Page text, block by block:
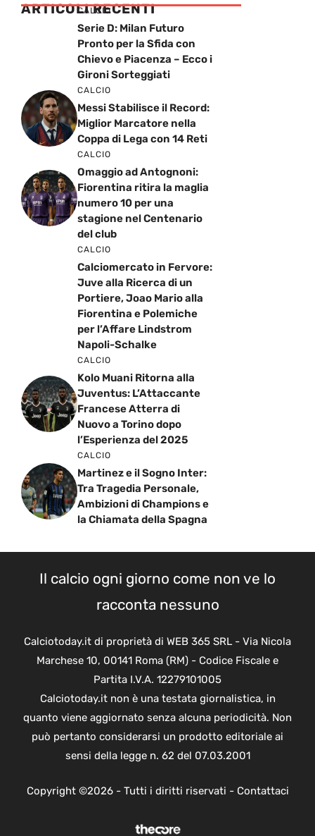
ARTICOLI RECENTI
CALCIO
Serie D: Milan Futuro
Pronto per la Sfida con
Chievo e Piacenza – Ecco i
Gironi Sorteggiati
CALCIO
Messi Stabilisce il Record:
Miglior Marcatore nella
Coppa di Lega con 14 Reti
CALCIO
Omaggio ad Antognoni:
Fiorentina ritira la maglia
numero 10 per una
stagione nel Centenario
del club
CALCIO
Calciomercato in Fervore:
Juve alla Ricerca di un
Portiere, Joao Mario alla
Fiorentina e Polemiche
per l’Affare Lindstrom
Napoli-Schalke
CALCIO
Kolo Muani Ritorna alla
Juventus: L’Attaccante
Francese Atterra di
Nuovo a Torino dopo
l’Esperienza del 2025
CALCIO
Martinez e il Sogno Inter:
Tra Tragedia Personale,
Ambizioni di Champions e
la Chiamata della Spagna
Il calcio ogni giorno come non ve lo
racconta nessuno
Calciotoday.it di proprietà di WEB 365 SRL - Via Nicola
Marchese 10, 00141 Roma (RM) - Codice Fiscale e
Partita I.V.A. 12279101005
Calciotoday.it non è una testata giornalistica, in
quanto viene aggiornato senza alcuna periodicità. Non
può pertanto considerarsi un prodotto editoriale ai
sensi della legge n. 62 del 07.03.2001
Copyright ©2026 - Tutti i diritti riservati - Contattaci